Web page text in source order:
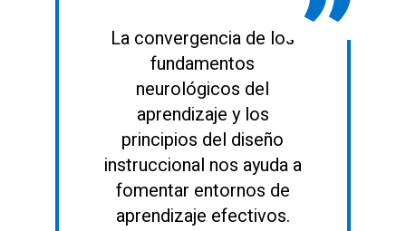
La convergencia de los
fundamentos
neurológicos del
aprendizaje y los
principios del diseño
instruccional nos ayuda a
fomentar entornos de
aprendizaje efectivos.